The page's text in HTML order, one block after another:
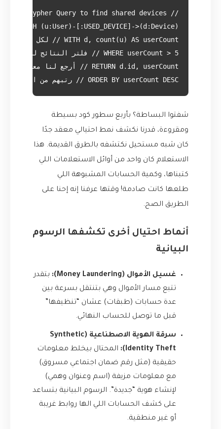
ORDER BY userCount DESC // رتبهم من الأكثر للأقل
شفتوا البساطة؟ بأربع سطور كود بسيطة
ومقروءة، قدرنا نكشف نمط احتيالي معقد جدًا
كان شبه مستحيل نكتشفه بالطرق القديمة. هذا
الاستعلام كان واحد من أوائل الاستعلامات اللي
كتبناها، وكمية الحسابات المشبوهة اللي
طلعها كانت صادمة! وقتها عرفنا إنه إحنا على
الطريق الصح.
أنماط احتيال أخرى تكشفها الرسوم
البيانية
غسيل الأموال (Money Laundering):
بتقدر
تتبع مسار الأموال وهي بتنتقل بسرعة بين
عدة حسابات (طبقات) عشان “تنظيفها”
قبل ما توصل للحساب النهائي.
سرقة الهوية الاصطناعية (Synthetic
Identity Theft):
المحتال بيخلط معلومات
حقيقية (مثل رقم ضمان اجتماعي مسروق)
مع معلومات مزيفة (اسم وعنوان وهمي)
لإنشاء هوية “جديدة”. الرسوم البيانية بتساعد
على كشف الحسابات اللي الها روابط غريبة
أو غير منطقية.